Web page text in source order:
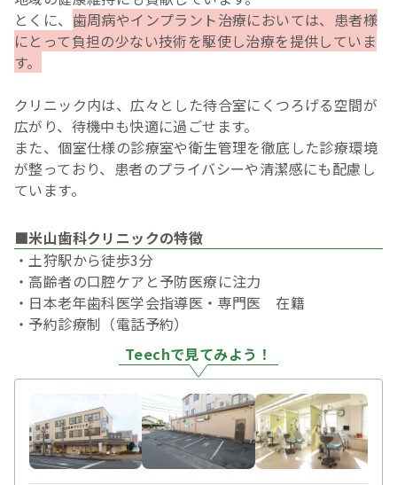
とくに、 歯周病やインプラント治療においては、患者様
にとって負担の少ない技術を駆使し治療を提供していま
す。
クリニック内は、広々とした待合室にくつろげる空間が
広がり、待機中も快適に過ごせます。
また、個室仕様の診療室や衛生管理を徹底した診療環境
が整っており、患者のプライバシーや清潔感にも配慮し
ています。
■米山歯科クリニックの特徴
・土狩駅から徒歩3分
・高齢者の口腔ケアと予防医療に注力
・日本老年歯科医学会指導医・専門医 在籍
・予約診療制（電話予約）
Teechで見てみよう！